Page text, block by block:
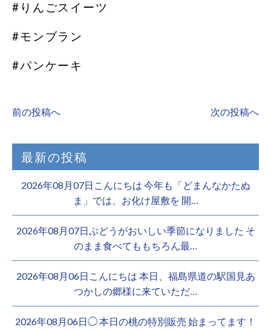
#りんごスイーツ
#モンブラン
#パンケーキ
前の投稿へ 次の投稿へ
最新の投稿
2026年08月07日こんにちは 今年も「どまんなかたぬ
ま」では、お化け屋敷を 開…
2026年08月07日ぶどうがおいしい季節になりました そ
のまま食べてももちろん最…
2026年08月06日こんにちは 本日、福島県道の駅国見あ
つかしの郷様に来ていただ…
2026年08月06日◯ 本日の桃の特別販売 始まってます！